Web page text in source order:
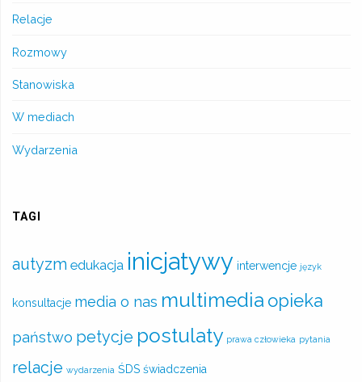
Relacje
Rozmowy
Stanowiska
W mediach
Wydarzenia
TAGI
autyzm edukacja inicjatywy interwencje język
konsultacje media o nas multimedia opieka
państwo petycje postulaty prawa człowieka pytania
relacje wydarzenia ŚDS świadczenia